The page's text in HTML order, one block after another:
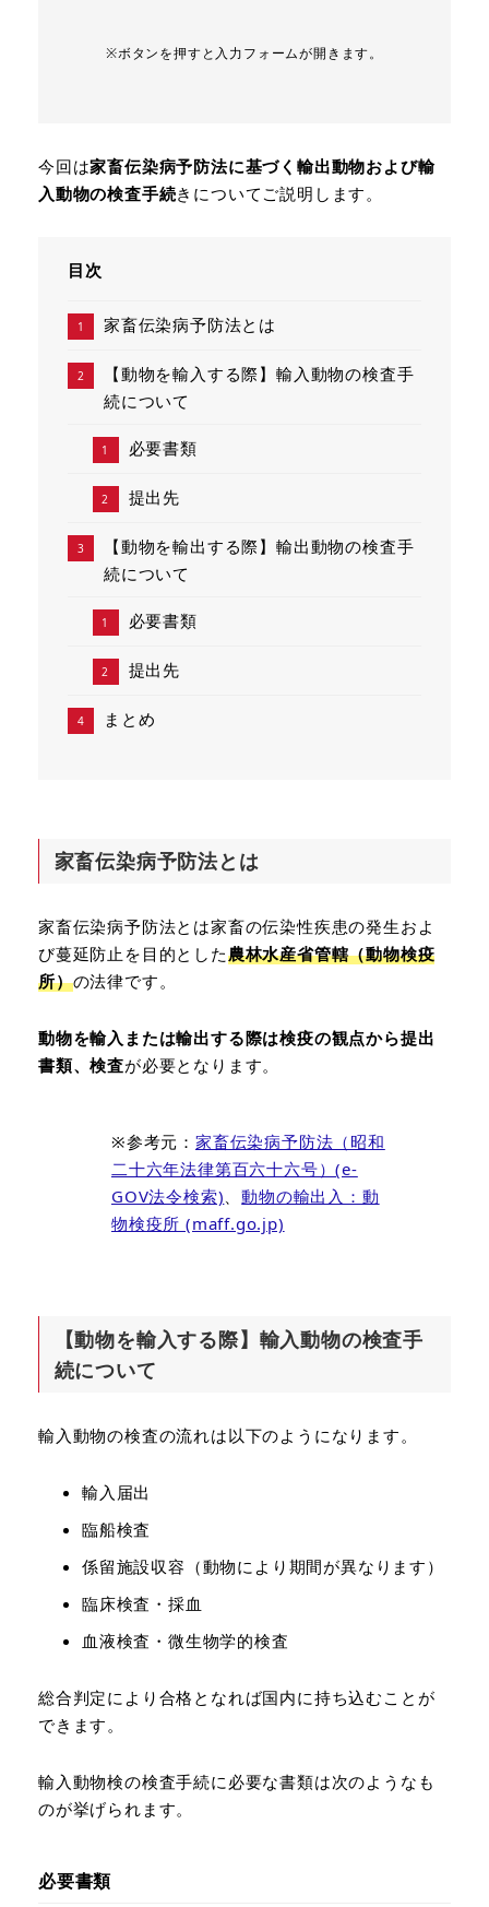
※ボタンを押すと入力フォームが開きます。
今回は家畜伝染病予防法に基づく輸出動物および輸
入動物の検査手続きについてご説明します。
目次
家畜伝染病予防法とは
【動物を輸入する際】輸入動物の検査手
続について
必要書類
提出先
【動物を輸出する際】輸出動物の検査手
続について
必要書類
提出先
まとめ
家畜伝染病予防法とは
家畜伝染病予防法とは家畜の伝染性疾患の発生およ
び蔓延防止を目的とした農林水産省管轄（動物検疫
所）の法律です。
動物を輸入または輸出する際は検疫の観点から提出
書類、検査が必要となります。
※参考元： 家畜伝染病予防法（昭和
二十六年法律第百六十六号）(e-
GOV法令検索)、動物の輸出入：動
物検疫所 (maff.go.jp)
【動物を輸入する際】輸入動物の検査手
続について
輸入動物の検査の流れは以下のようになります。
輸入届出
臨船検査
係留施設収容（動物により期間が異なります）
臨床検査・採血
血液検査・微生物学的検査
総合判定により合格となれば国内に持ち込むことが
できます。
輸入動物検の検査手続に必要な書類は次のようなも
のが挙げられます。
必要書類